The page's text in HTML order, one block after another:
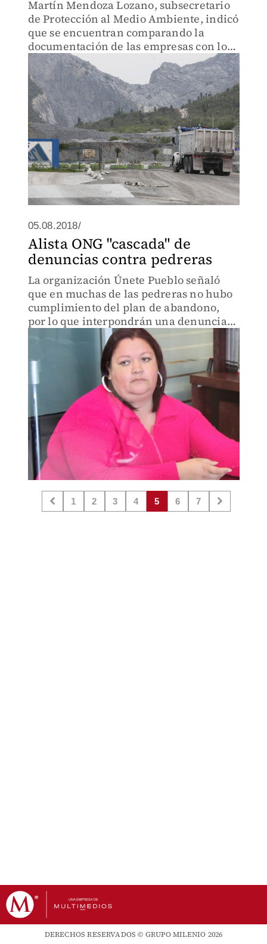
Martín Mendoza Lozano, subsecretario
de Protección al Medio Ambiente, indicó
que se encuentran comparando la
documentación de las empresas con los
trabajos que realizan.
05.08.2018/
Alista ONG "cascada" de
denuncias contra pedreras
La organización Únete Pueblo señaló
que en muchas de las pedreras no hubo
cumplimiento del plan de abandono,
por lo que interpondrán una denuncia
para que se emitan sanciones.
1 2 3 4 5 6 7
DERECHOS RESERVADOS © GRUPO MILENIO 2026